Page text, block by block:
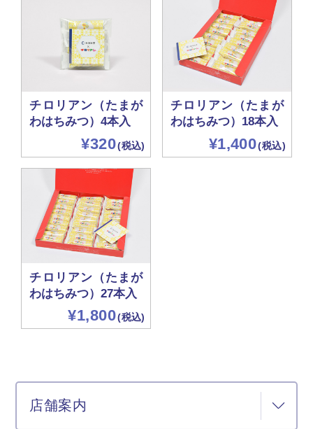
チロリアン（たまが
わはちみつ）4本入
¥320(税込)
チロリアン（たまが
わはちみつ）18本入
¥1,400(税込)
チロリアン（たまが
わはちみつ）27本入
¥1,800(税込)
店舗案内